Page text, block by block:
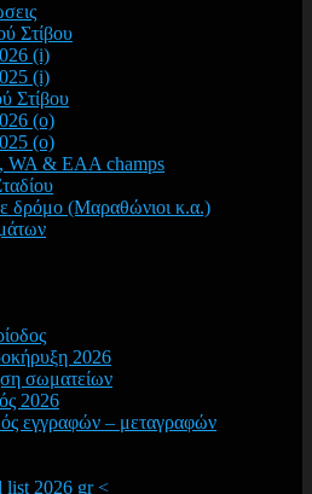
Στίβου
(i)
(i)
Στίβου
(o)
(o)
WA & EAA champs
δρόμο (Μαραθώνιοι κ.α.)
2026
σωματείων
2026
εγγραφών – μεταγραφών
list 2026 gr <